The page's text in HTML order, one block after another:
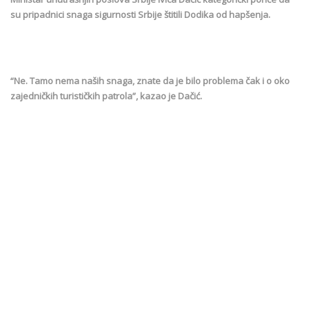
su pripadnici snaga sigurnosti Srbije štitili Dodika od hapšenja.
“Ne. Tamo nema naših snaga, znate da je bilo problema čak i o oko
zajedničkih turističkih patrola”, kazao je Dačić.